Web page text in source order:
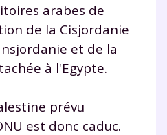
arabes de
de la Cisjordanie
et de la
à l'Egypte.
prévu
est donc caduc.